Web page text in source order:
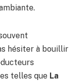
hésiter à bouillir
telles que La